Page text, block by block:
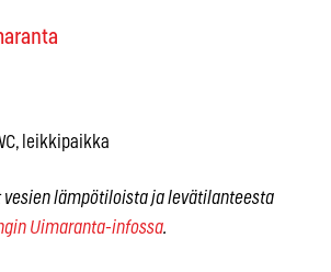
leikkipaikka
lämpötiloista ja levätilanteesta
Uimaranta-infossa.